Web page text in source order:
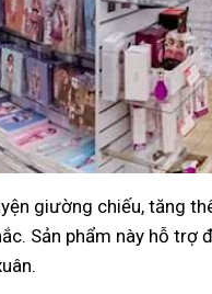
giường chiếu, tăng
Sản phẩm này hỗ